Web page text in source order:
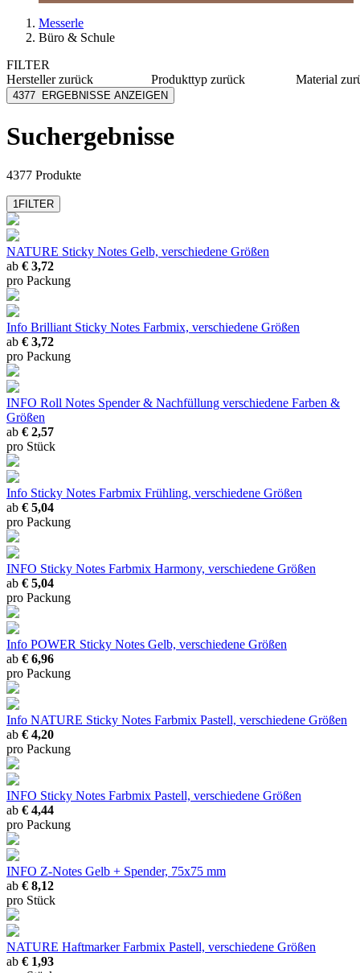
Messerle
Büro & Schule
FILTER
Herstellerzurück
[I`KU]
Abus
mehr anzeigen
Produkttyp zurück
Arbeitstisch
Material
4377 ERGEBNISSE ANZEIGEN
Suchergebnisse
4377 Produkte
1FILTER
NATURE Sticky Notes Gelb, verschiedene Größen
ab € 3,72
pro Packung
Info Brilliant Sticky Notes Farbmix, verschiedene Größen
ab € 3,72
pro Packung
INFO Roll Notes Spender & Nachfüllung verschiedene Farben &
Größen
ab € 2,57
pro Stück
Info Sticky Notes Farbmix Frühling, verschiedene Größen
ab € 5,04
pro Packung
INFO Sticky Notes Farbmix Harmony, verschiedene Größen
ab € 5,04
pro Packung
Info POWER Sticky Notes Gelb, verschiedene Größen
ab € 6,96
pro Packung
Info NATURE Sticky Notes Farbmix Pastell, verschiedene Größen
ab € 4,20
pro Packung
INFO Sticky Notes Farbmix Pastell, verschiedene Größen
ab € 4,44
pro Packung
INFO Z-Notes Gelb + Spender, 75x75 mm
ab € 8,12
pro Stück
NATURE Haftmarker Farbmix Pastell, verschiedene Größen
ab € 1,93